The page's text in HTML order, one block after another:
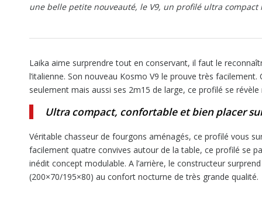
une belle petite nouveauté, le V9, un profilé ultra
Laika aime surprendre tout en conservant, il faut le
l’italienne. Son nouveau Kosmo V9 le prouve très
seulement mais aussi ses 2m15 de large, ce profilé se
Ultra compact, confortable et bien placer
Véritable chasseur de fourgons aménagés, ce profilé vous
facilement quatre convives autour de la table, ce profilé se
inédit concept modulable. A l’arrière, le constructeur
(200×70/195×80) au confort nocturne de très grande qualité.